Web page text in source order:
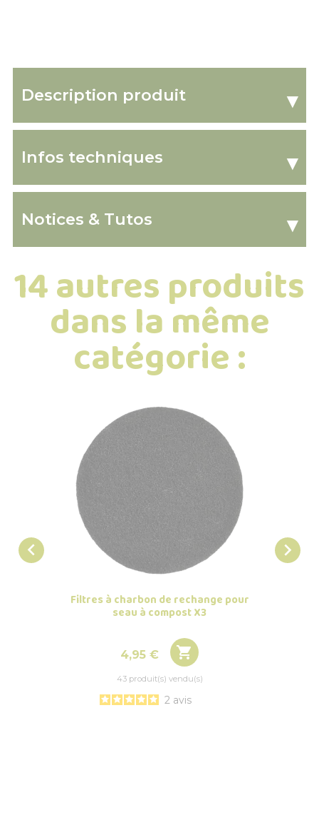
Description produit ▾
Infos techniques ▾
Notices & Tutos ▾
14 autres produits
dans la même
catégorie :

Filtres à charbon de rechange pour
seau à compost X3
Prix
4,95 € 
43 produit(s) vendu(s)
2 avis
